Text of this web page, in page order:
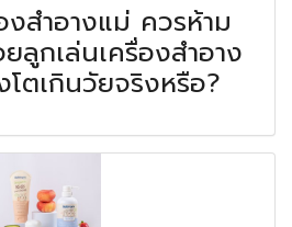
สำอางแม่ ควรห้าม
ลูกเล่นเครื่องสำอาง
โตเกินวัยจริงหรือ?